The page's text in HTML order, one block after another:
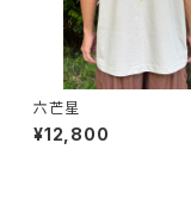
六芒星
¥12,800